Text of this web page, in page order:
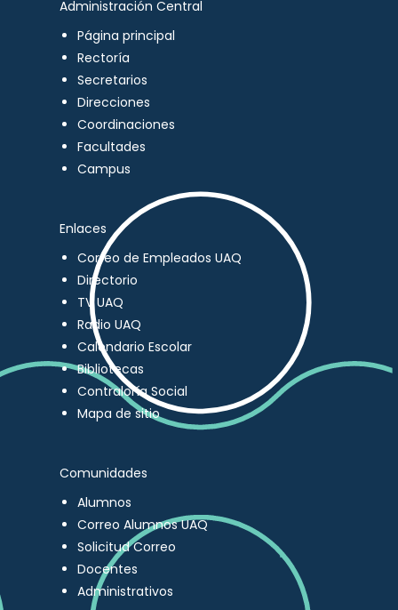
Administración Central
Página principal
Rectoría
Secretarios
Direcciones
Coordinaciones
Facultades
Campus
Enlaces
Correo de Empleados UAQ
Directorio
TV UAQ
Radio UAQ
Calendario Escolar
Bibliotecas
Contraloría Social
Mapa de sitio
Comunidades
Alumnos
Correo Alumnos UAQ
Solicitud Correo
Docentes
Administrativos